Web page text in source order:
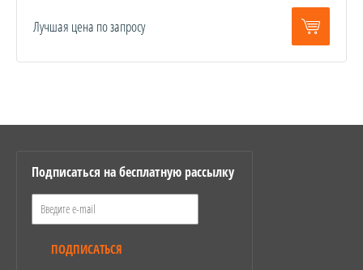
Лучшая цена по запросу
Подписаться на бесплатную рассылку
ПОДПИСАТЬСЯ